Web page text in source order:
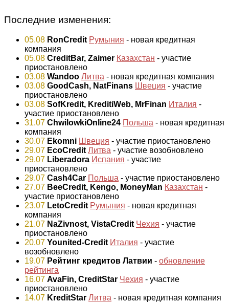
Последние изменения:
05.08 RonCredit Румыния - новая кредитная
компания
05.08 CreditBar, Zaimer Казахстан - участие
приостановлено
03.08 Wandoo Литва - новая кредитная компания
03.08 GoodCash, NatFinans Швеция - участие
приостановлено
03.08 SofKredit, KreditiWeb, MrFinan Италия -
участие приостановлено
31.07 ChwilowkiOnline24 Польша - новая кредитная
компания
30.07 Ekomni Швеция - участие приостановлено
29.07 EcoCredit Литва - участие возобновлено
29.07 Liberadora Испания - участие
приостановлено
29.07 Cash4Car Польша - участие приостановлено
27.07 BeeCredit, Kengo, MoneyMan Казахстан -
участие приостановлено
23.07 LetoCredit Румыния - новая кредитная
компания
21.07 NaZivnost, VistaCredit Чехия - участие
приостановлено
20.07 Younited-Credit Италия - участие
возобновлено
19.07 Рейтинг кредитов Латвии - обновление
рейтинга
16.07 AvaFin, CreditStar Чехия - участие
приостановлено
14.07 KreditStar Литва - новая кредитная компания